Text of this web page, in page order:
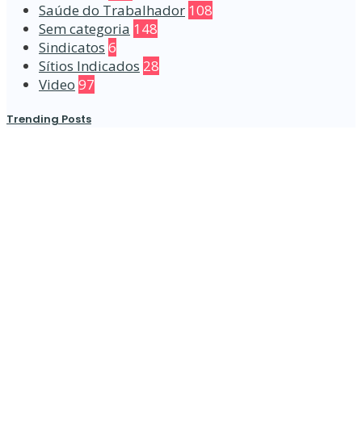
Saúde do Trabalhador 108
Sem categoria 148
Sindicatos 6
Sítios Indicados 28
Video 97
Trending Posts